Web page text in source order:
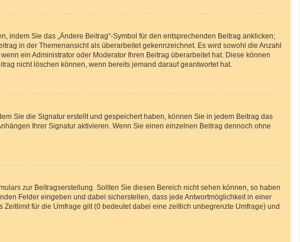
Sie das „Ändere Beitrag“-Symbol für den entsprechenden Beitrag anklicken;
in der Themenansicht als überarbeitet gekennzeichnet. Es wird sowohl die Anzahl
ein Administrator oder Moderator Ihren Beitrag überarbeitet hat. Diese können
nicht löschen können, wenn bereits jemand darauf geantwortet hat.
Sie die Signatur erstellt und gespeichert haben, können Sie in jedem Beitrag das
Ihrer Signatur aktivieren. Wenn Sie einen einzelnen Beitrag dennoch ohne
zur Beitragserstellung. Sollten Sie diesen Bereich nicht sehen können, so haben
Felder eingeben und dabei sicherstellen, dass jede Antwortmöglichkeit in einer
für die Umfrage gilt (0 bedeutet dabei eine zeitlich unbegrenzte Umfrage) und